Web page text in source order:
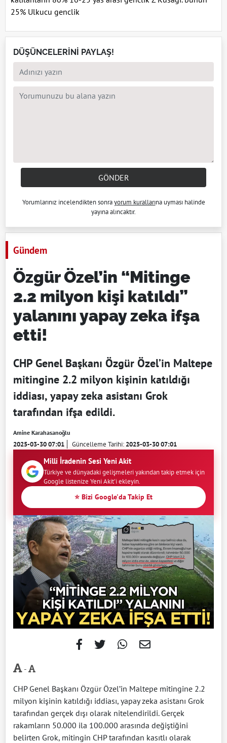
25% Ulkucu genclik
DÜŞÜNCELERİNİ PAYLAŞ!
GÖNDER
Yorumlarınız incelendikten sonrayorum kurallarına uyması halinde
yayına alıncaktır.
Gündem
Özgür Özel’in “Mitinge
2.2 milyon kişi katıldı”
yalanını yapay zeka ifşa
etti!
CHP Genel Başkanı Özgür Özel’in Maltepe
mitingine 2.2 milyon kişinin katıldığı
iddiası, yapay zeka asistanı Grok
tarafından ifşa edildi.
Amine Karahasanoğlu
2025-03-30 07:01 Güncelleme Tarihi:2025-03-30 07:01
Milli İradenin Sesi Yeni Akit
Türkiye ve dünyadaki gelişmeleri yakından takip etmek için
Google listenize Yeni Akit'i ekleyin.
⭐ Bizi Google'da Takip Et
-
CHP Genel Başkanı Özgür Özel’in Maltepe mitingine 2.2
milyon kişinin katıldığı iddiası, yapay zeka asistanı Grok
tarafından gerçek dışı olarak nitelendirildi. Gerçek
rakamların 50.000 ila 100.000 arasında değiştiğini
belirten Grok, mitingin CHP tarafından kasıtlı olarak